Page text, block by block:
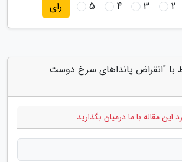
2
3
4
5 رای
با "انقراض پانداهای سرخ دوست
این مقاله با ما درمیان بگذارید